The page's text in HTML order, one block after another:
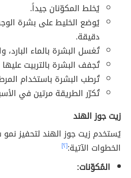
يُخلط المكوّنان جيداً.
دقيقة.
تُغسل البشرة بالماء
تُجفف البشرة بالتربيت
تُرطب البشرة باستخدام
تُكرّر الطريقة مرتين في
زيت جوز الهند
يُستخدم زيت جوز الهند لتحفيز
الخطوات الآتية:[٢]
المُكوّنات: